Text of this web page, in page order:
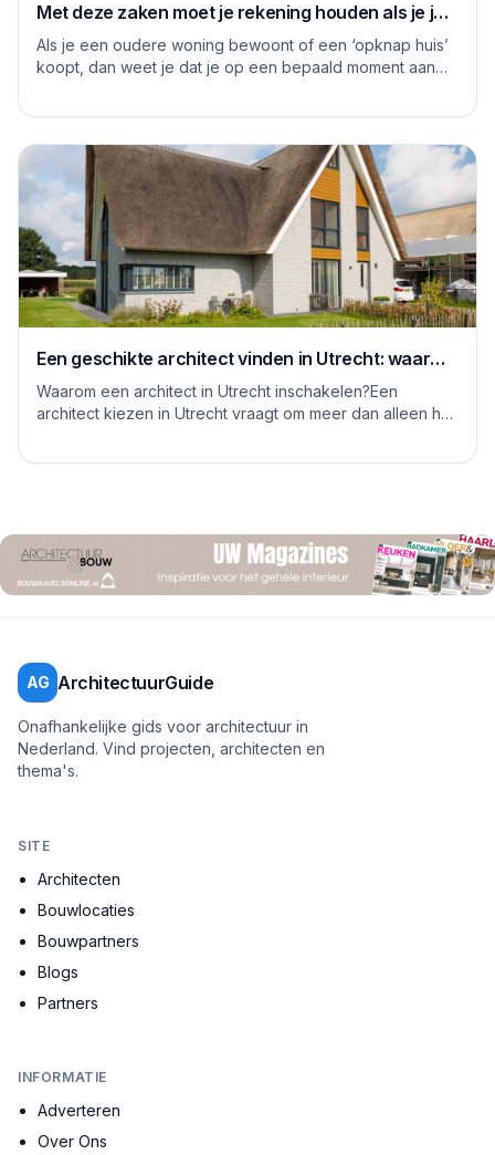
Met deze zaken moet je rekening houden als je je
huis grondig gaat renoveren
Als je een oudere woning bewoont of een ‘opknap huis’
koopt, dan weet je dat je op een bepaald moment aan
Een geschikte architect vinden in Utrecht: waar
moet je op letten
Waarom een architect in Utrecht inschakelen?Een
architect kiezen in Utrecht vraagt om meer dan alleen het
AG ArchitectuurGuide
Onafhankelijke gids voor architectuur in
Nederland. Vind projecten, architecten en
thema's.
SITE
Architecten
Bouwlocaties
Bouwpartners
Blogs
Partners
INFORMATIE
Adverteren
Over Ons